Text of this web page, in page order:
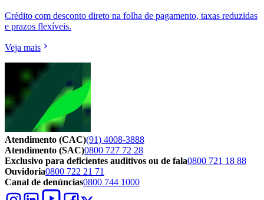
Crédito com desconto direto na folha de pagamento, taxas reduzidas
e prazos flexíveis.
Veja mais
Atendimento (CAC)(91) 4008-3888
Atendimento (SAC)0800 727 72 28
Exclusivo para deficientes auditivos ou de fala0800 721 18 88
Ouvidoria0800 722 21 71
Canal de denúncias0800 744 1000